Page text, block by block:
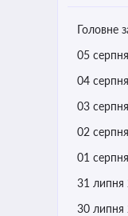
Головне
05
04
03
02
01
31 липня
30 липня